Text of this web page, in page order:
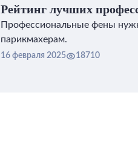
Рейтинг лучших
волос
Профессиональные фены
парикмахерам.
16 февраля 2025 18710